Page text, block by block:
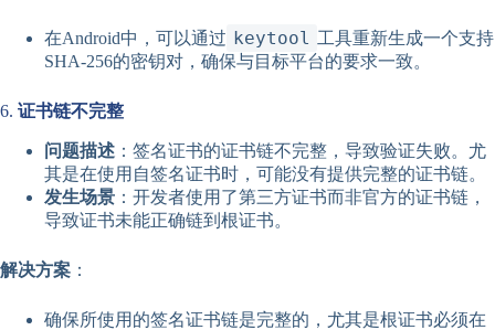
在Android中，可以通过 keytool 工具重新生成一个支持
SHA-256的密钥对，确保与目标平台的要求一致。
6. 证书链不完整
问题描述 ：签名证书的证书链不完整，导致验证失败。尤
其是在使用自签名证书时，可能没有提供完整的证书链。
发生场景 ：开发者使用了第三方证书而非官方的证书链，
导致证书未能正确链到根证书。
解决方案 ：
确保所使用的签名证书链是完整的，尤其是根证书必须在